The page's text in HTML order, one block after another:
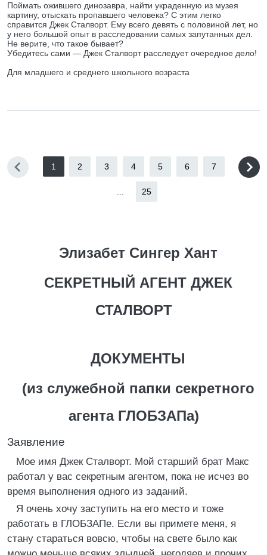
Поймать ожившего динозавра, найти украденную из музея
картину, отыскать пропавшего человека? С этим легко
справится Джек Сталворт. Ему всего девять с половиной лет, но
у него большой опыт в расследовании самых запутанных дел.
Не верите, что такое бывает?
Убедитесь сами — Джек Сталворт расследует очередное дело!
Для младшего и среднего школьного возраста
1 2 3 4 5 6 7
25
Элизабет Сингер Хант
СЕКРЕТНЫЙ АГЕНТ ДЖЕК
СТАЛВОРТ
ДОКУМЕНТЫ
(из служебной папки секретного
агента ГЛОБЗАПа)
Заявление
Мое имя Джек Сталворт. Мой старший брат Макс
работал у вас секретным агентом, пока не исчез во
время выполнения одного из заданий.
Я очень хочу заступить на его место и тоже
работать в ГЛОБЗАПе. Если вы примете меня, я
стану стараться вовсю, чтобы на свете было как